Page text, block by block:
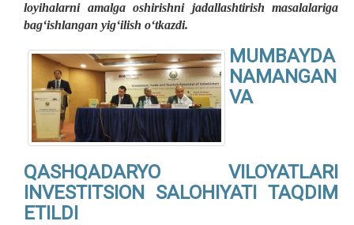
loyihalarni amalga oshirishni jadallashtirish masalalariga
bag‘ishlangan yig‘ilish o‘tkazdi.
MUMBAYDA
NAMANGAN
VA
QASHQADARYO VILOYATLARI
INVESTITSION SALOHIYATI TAQDIM
ETILDI